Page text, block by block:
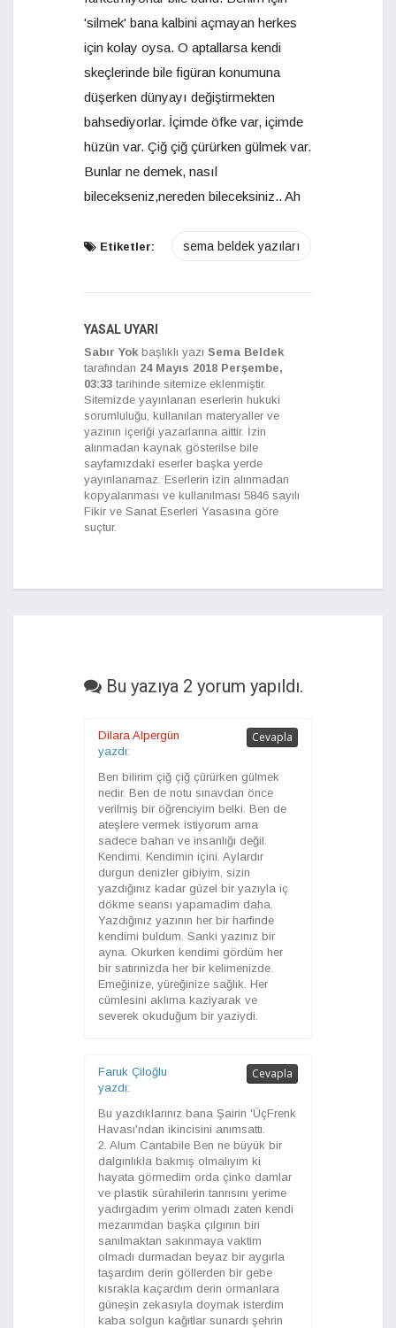
'silmek' bana kalbini açmayan herkes
için kolay oysa. O aptallarsa kendi
skeçlerinde bile figüran konumuna
düşerken dünyayı değiştirmekten
bahsediyorlar. İçimde öfke var, içimde
hüzün var. Çiğ çiğ çürürken gülmek var.
Bunlar ne demek, nasıl
bilecekseniz,nereden bileceksiniz.. Ah
Etiketler: sema beldek yazıları
YASAL UYARI
Sabır Yok başlıklı yazı Sema Beldek
tarafından 24 Mayıs 2018 Perşembe,
03:33 tarihinde sitemize eklenmiştir.
Sitemizde yayınlanan eserlerin hukuki
sorumluluğu, kullanılan materyaller ve
yazının içeriği yazarlarına aittir. İzin
alınmadan kaynak gösterilse bile
sayfamızdaki eserler başka yerde
yayınlanamaz. Eserlerin izin alınmadan
kopyalanması ve kullanılması 5846 sayılı
Fikir ve Sanat Eserleri Yasasına göre
suçtur.
Bu yazıya 2 yorum yapıldı.
Dilara Alpergün
yazdı:
Cevapla
Ben bilirim çiğ çiğ çürürken gülmek
nedir. Ben de notu sınavdan önce
verilmiş bir öğrenciyim belki. Ben de
ateşlere vermek istiyorum ama
sadece baharı ve insanlığı değil.
Kendimi. Kendimin içini. Aylardır
durgun denizler gibiyim, sizin
yazdığınız kadar güzel bir yazıyla iç
dökme seansı yapamadim daha.
Yazdığınız yazının her bir harfinde
kendimi buldum. Sanki yazınız bir
ayna. Okurken kendimi gördüm her
bir satırınizda her bir kelimenizde.
Emeğinize, yüreğinize sağlık. Her
cümlesini aklıma kaziyarak ve
severek okuduğum bir yaziydi.
Faruk Çiloğlu
yazdı:
Cevapla
Bu yazdıklarınız bana Şairin 'ÜçFrenk
Havası'ndan ikincisini anımsattı.
2. Alum Cantabile Ben ne büyük bir
dalgınlıkla bakmış olmalıyım ki
hayata görmedim orda çinko damlar
ve plastik sürahilerin tanrısını yerime
yadırgadım yerim olmadı zaten kendi
mezarımdan başka çılgının biri
sanılmaktan sakınmaya vaktim
olmadı durmadan beyaz bir aygırla
taşardım derin göllerden bir gebe
kısrakla kaçardım derin ormanlara
güneşin zekasıyla doymak isterdim
kaba solgun kağıtlar sunardı şehrin